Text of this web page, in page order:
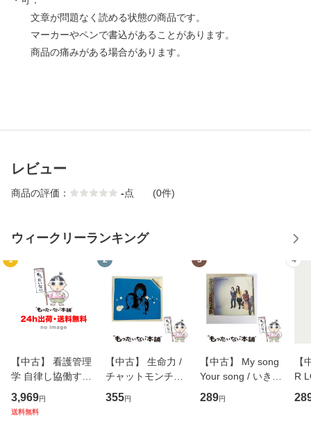
文章が問題なく読める状態の商品です。
マーカーやペンで書込があることがあります。
商品の痛みがある場合があります。
レビュー
商品の評価： -点 (0件)
ウィークリーランキング
1
【中古】 看護管理
学 自律し協働する
専門職の看護マネ
ジメントスキル 改
3,969円
送料無料
2
【中古】 生命力 /
チャットモンチー /
キューンレコード
[CD]【メール便送
355円
3
【中古】 My song
Your song / いきも
のがかり / [CD]
【メール便送料無
289円
4
【
R
産